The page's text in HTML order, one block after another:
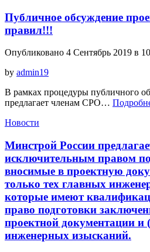
Публичное обсуждение
правил!!!
Опубликовано 4 Сентябрь 2019 в
by admin19
В рамках процедуры публичного
предлагает членам СРО…
Новости
Минстрой России
исключительным правом
вносимые в проектную
только тех главных
которые имеют
право подготовки
проектной документации и
инженерных изысканий.